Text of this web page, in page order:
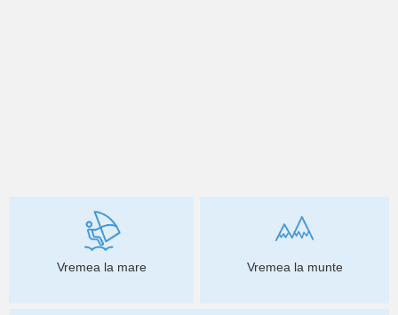
Vremea la mare Vremea la munte